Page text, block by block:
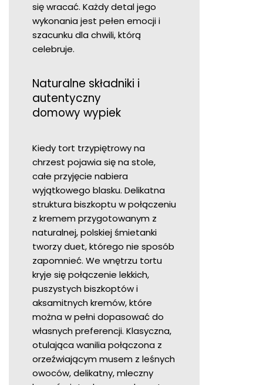
się wracać. Każdy detal jego
wykonania jest pełen emocji i
szacunku dla chwili, którą
celebruje.
Naturalne składniki i
autentyczny
domowy wypiek
Kiedy tort trzypiętrowy na
chrzest pojawia się na stole,
całe przyjęcie nabiera
wyjątkowego blasku. Delikatna
struktura biszkoptu w połączeniu
z kremem przygotowanym z
naturalnej, polskiej śmietanki
tworzy duet, którego nie sposób
zapomnieć. We wnętrzu tortu
kryje się połączenie lekkich,
puszystych biszkoptów i
aksamitnych kremów, które
można w pełni dopasować do
własnych preferencji. Klasyczna,
otulająca wanilia połączona z
orzeźwiającym musem z leśnych
owoców, delikatny, mleczny